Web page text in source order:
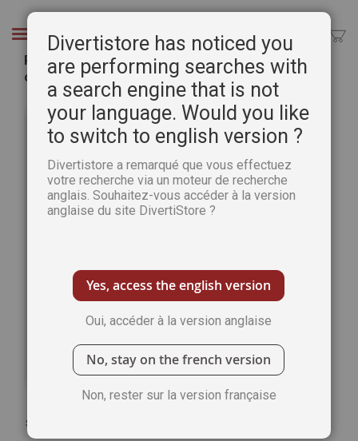
Chercher
Passion Cartes Créatives 70 - Jouez avec les
couleurs !
galerie
d’images
Soyez le premier à commenter ce produit
Divertistore has noticed you
are performing searches with
a search engine that is not
your language. Would you like
to switch to english version ?
Divertistore a remarqué que vous effectuez
votre recherche via un moteur de recherche
anglais. Souhaitez-vous accéder à la version
anglaise du site DivertiStore ?
Yes, access the english version
Oui, accéder à la version anglaise
No, stay on the french version
Non, rester sur la version française